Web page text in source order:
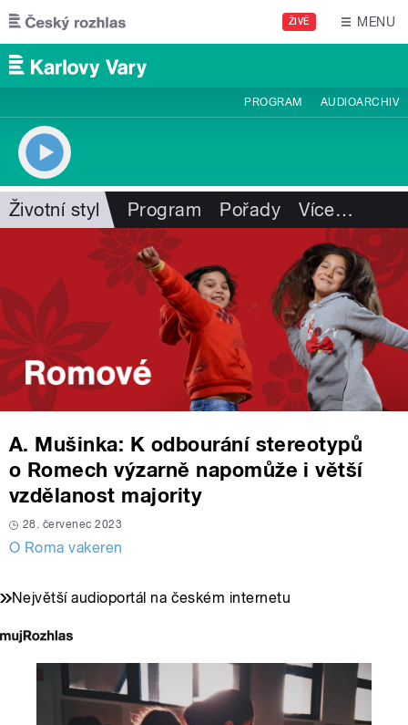
Přejít k hlavnímu obsahu
ŽIVĚ MENU
PROGRAM AUDIOARCHIV
Životní styl Program Pořady Více…
A. Mušinka: K odbourání stereotypů
o Romech výzarně napomůže i větší
vzdělanost majority
28. červenec 2023
O Roma vakeren
Největší audioportál na českém internetu